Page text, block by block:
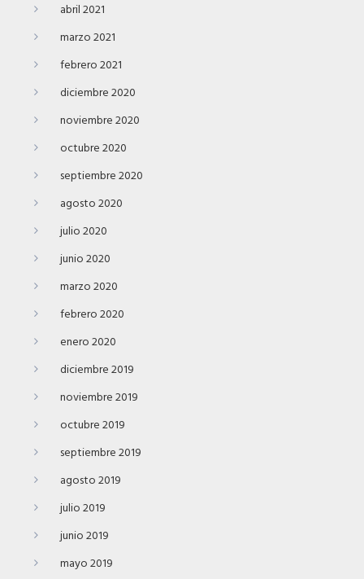
abril 2021
marzo 2021
febrero 2021
diciembre 2020
noviembre 2020
octubre 2020
septiembre 2020
agosto 2020
julio 2020
junio 2020
marzo 2020
febrero 2020
enero 2020
diciembre 2019
noviembre 2019
octubre 2019
septiembre 2019
agosto 2019
julio 2019
junio 2019
mayo 2019